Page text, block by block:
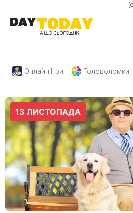
Онлайн Ігри Головоломки